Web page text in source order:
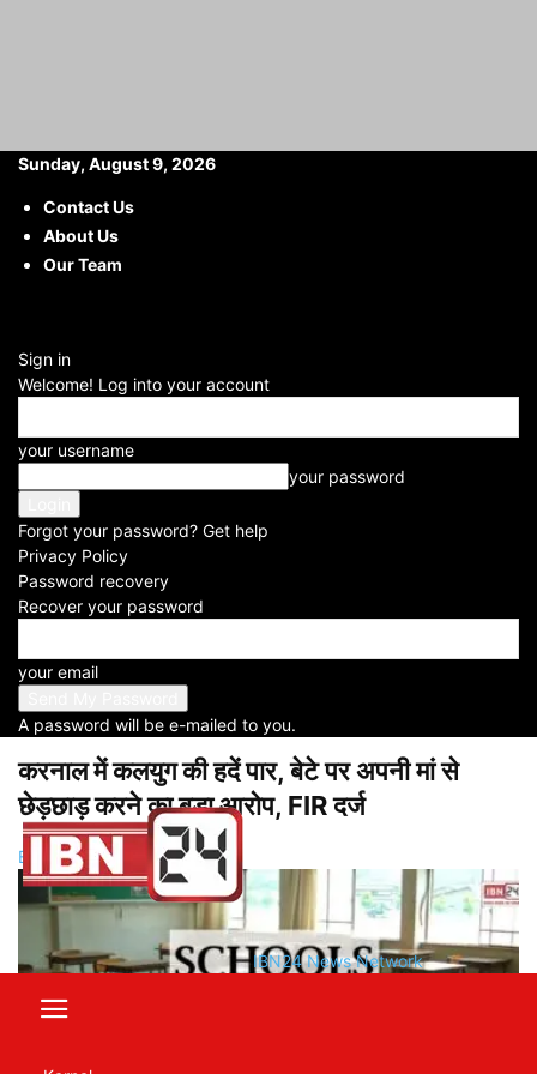
Sunday, August 9, 2026
Contact Us
About Us
Our Team
Sign in
Welcome! Log into your account
your username
your password
Forgot your password? Get help
Privacy Policy
Password recovery
Recover your password
your email
A password will be e-mailed to you.
IBN24 News Network
Home Karnal News
करनाल में कलयुग की हदें पार, बेटे पर अपनी मां से
छेड़छाड़ करने का बड़ा आरोप, FIR दर्ज
Babli - 2023-12-21